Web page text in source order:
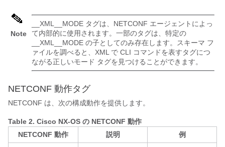
Note
__XML__MODE タグは、NETCONF エージェントによっ
て内部的に使用されます。一部のタグは、特定の
__XML__MODE の子としてのみ存在します。スキーマ フ
ァイルを調べると、XML で CLI コマンドを表すタグにつ
ながる正しいモード タグを見つけることができます。
NETCONF 動作タグ
NETCONF は、次の構成動作を提供します。
Table 2. Cisco NX-OS の NETCONF 動作
NETCONF 動作
説明
例